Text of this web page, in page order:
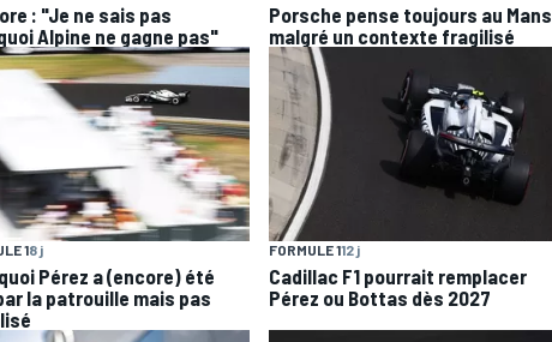
: "Je ne sais pas
Alpine ne gagne pas"
Porsche pense toujours au Mans
malgré un contexte fragilisé
18 j
Pérez a (encore) été
la patrouille mais pas
FORMULE 112 j
Cadillac F1 pourrait remplacer
Pérez ou Bottas dès 2027